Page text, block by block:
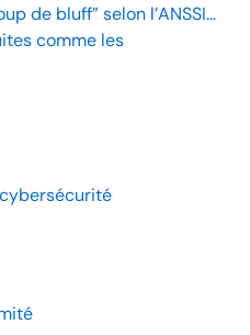
de bluff” selon l’ANSSI…
comme les